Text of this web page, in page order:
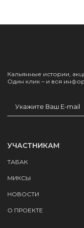
Кальянные истории,
Один клик – и вся
УЧАСТНИКАМ
ТАБАК
МИКСЫ
НОВОСТИ
О ПРОЕКТЕ